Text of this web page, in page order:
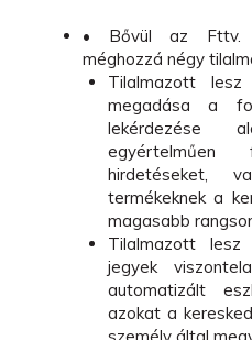
• Bővül az Fttv.
méghozzá négy
Tilalmazott
megadása a
lekérdezése
hirdetéseket,
termékeknek a
magasabb
Tilalmazott lesz
jegyek
automatizált
azokat a